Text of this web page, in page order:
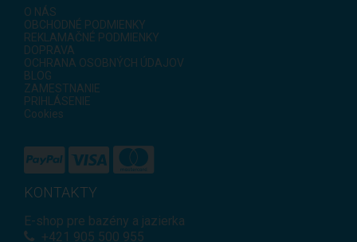
O NÁS
OBCHODNÉ PODMIENKY
REKLAMAČNÉ PODMIENKY
DOPRAVA
OCHRANA OSOBNÝCH ÚDAJOV
BLOG
ZAMESTNANIE
PRIHLÁSENIE
Cookies
KONTAKTY
E-shop pre bazény a jazierka
+421 905 500 955